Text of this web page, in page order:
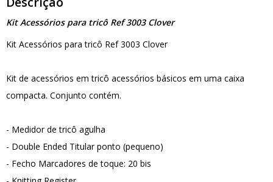
Kit Acessórios para tricô Ref 3003 Clover
Kit Acessórios para tricô Ref 3003 Clover
Kit de acessórios em tricô acessórios básicos em uma caixa
compacta. Conjunto contém.
- Medidor de tricô agulha
- Double Ended Titular ponto (pequeno)
- Fecho Marcadores de toque: 20 bis